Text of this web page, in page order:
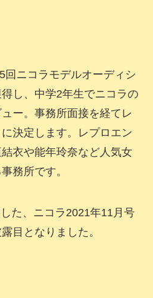
回ニコラモデルオーディシ
し、中学2年生でニコラの
ー。事務所面接を経てレ
決定します。レプロエン
衣や能年玲奈など人気女
務所です。
た、ニコラ2021年11月号
目となりました。